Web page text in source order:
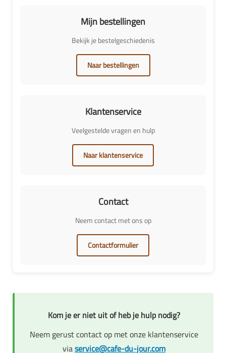
Mijn bestellingen
Bekijk je bestelgeschiedenis
Naar bestellingen
Klantenservice
Veelgestelde vragen en hulp
Naar klantenservice
Contact
Neem contact met ons op
Contactformulier
Kom je er niet uit of heb je hulp nodig?
Neem gerust contact op met onze klantenservice
viaservice@cafe-du-jour.com